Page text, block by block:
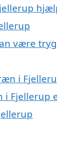
være
i
Fjellerup